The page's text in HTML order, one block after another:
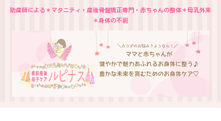
助産師による＊マタニティ・産後骨盤矯正専門・赤ちゃんの整体＊母乳外来
＊身体の不調